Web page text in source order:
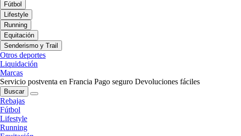
Fútbol
Lifestyle
Running
Equitación
Senderismo y Trail
Otros deportes
Liquidación
Marcas
Servicio postventa en Francia Pago seguro Devoluciones fáciles
Buscar
Rebajas
Fútbol
Lifestyle
Running